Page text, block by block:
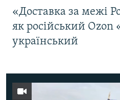
«Доставка за межі
як російський
український